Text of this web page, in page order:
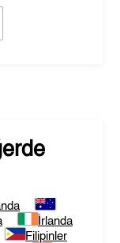
İrlanda
Filipinler